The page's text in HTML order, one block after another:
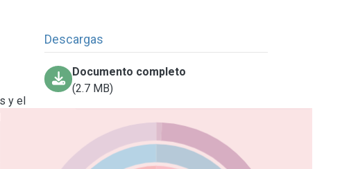
y el
La
Descargas
Documento completo
(2.7 MB)